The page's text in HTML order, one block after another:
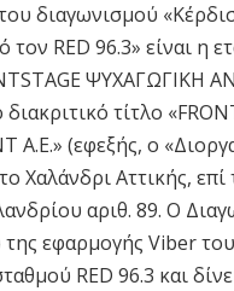
διαγωνισμού
RED 96.3» είναι η
ΨΥΧΑΓΩΓΙΚΗ
τίτλο
A.E.» (εφεξής, ο
Χαλάνδρι Αττικής,
αριθ. 89. Ο
της εφαρμογής Viber του
RED 96.3 και